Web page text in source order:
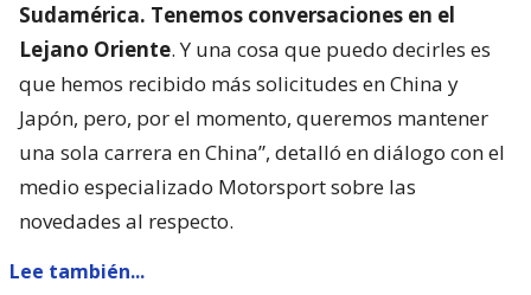
Sudamérica. Tenemos conversaciones en el
Lejano Oriente. Y una cosa que puedo decirles es
que hemos recibido más solicitudes en China y
Japón, pero, por el momento, queremos mantener
una sola carrera en China”, detalló en diálogo con el
medio especializado Motorsport sobre las
novedades al respecto.
Lee también...